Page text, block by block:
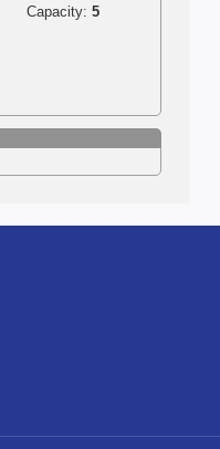
Capacity:5